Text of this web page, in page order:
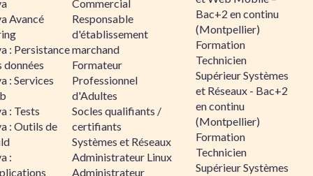
Avancé
: Persistance
données
: Services
: Tests
: Outils de
:
Commercial
Responsable
d'établissement
marchand
Formateur
Professionnel
d'Adultes
Socles qualifiants /
certifiants
Systèmes et Réseaux
Administrateur Linux
Administrateur
Bac+2 en continu
(Montpellier)
Formation
Technicien
Supérieur Systèmes
et Réseaux - Bac+2
en continu
(Montpellier)
Formation
Technicien
Supérieur Systèmes